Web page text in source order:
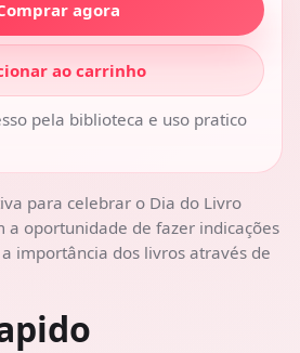
agora
ao carrinho
pela biblioteca e uso pratico
para celebrar o Dia do Livro
a oportunidade de fazer indicações
importância dos livros através de